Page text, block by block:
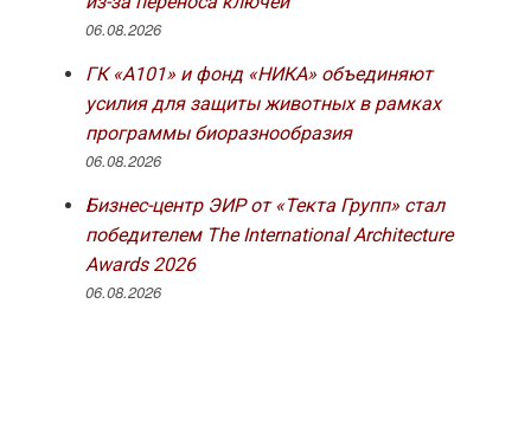
06.08.2026
ГК «А101» и фонд «НИКА» объединяют
усилия для защиты животных в рамках
программы биоразнообразия
06.08.2026
Бизнес-центр ЭИР от «Текта Групп» стал
победителем The International Architecture
Awards 2026
06.08.2026